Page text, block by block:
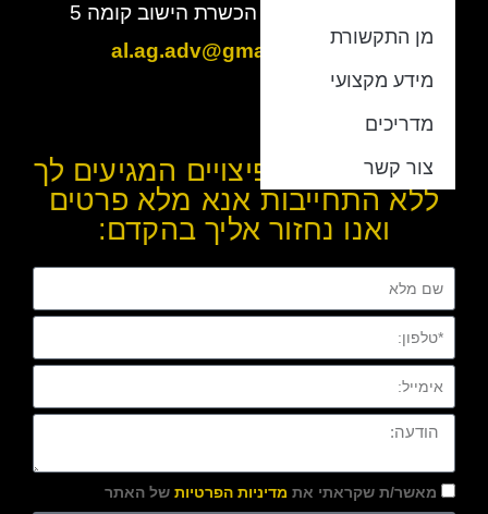
מן התקשורת
מידע מקצועי
מדריכים
צור קשר
מייל:
al.ag.adv@gmail.com
להערכת שווי הפיצויים המגיעים לך
ללא התחייבות אנא מלא פרטים
ואנו נחזור אליך בהקדם:
מאשר/ת שקראתי את מדיניות הפרטיות של האתר